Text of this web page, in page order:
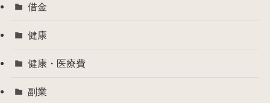
借金
健康
健康・医療費
副業